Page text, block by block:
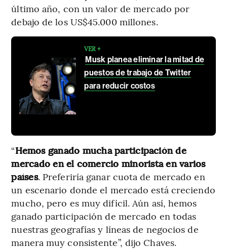
último año, con un valor de mercado por
debajo de los US$45.000 millones.
VER +
Musk planea eliminar la mitad de
puestos de trabajo de Twitter
para reducir costos
“Hemos ganado mucha participación de
mercado en el comercio minorista en varios
países. Preferiría ganar cuota de mercado en
un escenario donde el mercado está creciendo
mucho, pero es muy difícil. Aún así, hemos
ganado participación de mercado en todas
nuestras geografías y líneas de negocios de
manera muy consistente”, dijo Chaves.